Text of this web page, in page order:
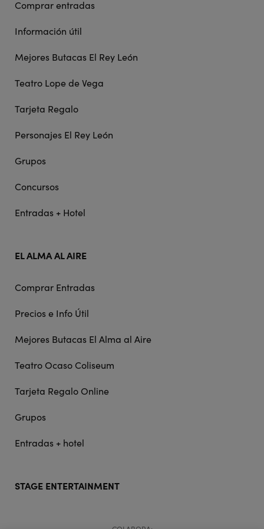
Comprar entradas
Información útil
Mejores Butacas El Rey León
Teatro Lope de Vega
Tarjeta Regalo
Personajes El Rey León
Grupos
Concursos
Entradas + Hotel
EL ALMA AL AIRE
Comprar Entradas
Precios e Info Útil
Mejores Butacas El Alma al Aire
Teatro Ocaso Coliseum
Tarjeta Regalo Online
Grupos
Entradas + hotel
STAGE ENTERTAINMENT